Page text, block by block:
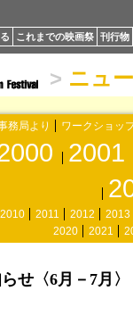
これまでの映画祭 刊行物
> ニュ
務局より ワークショッ
2001
2010 2011 2012
2013
2020
2021
せ〈6月－7月〉